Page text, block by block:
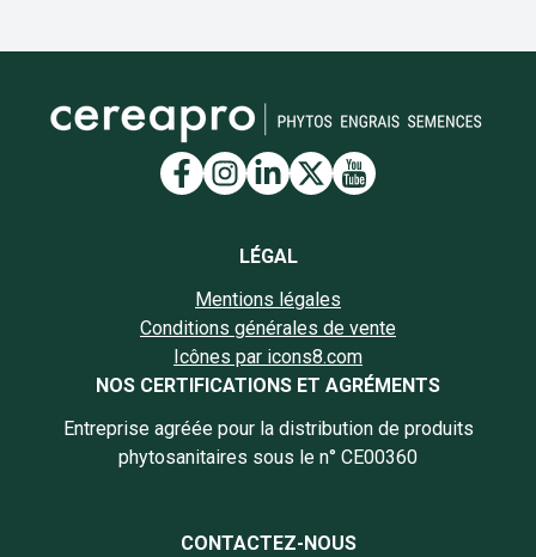
Lien vers la page
Lien vers la page
Lien vers la page
Lien vers la
Lien vers la
LÉGAL
Mentions légales
Conditions générales de vente
Icônes par icons8.com
NOS CERTIFICATIONS ET AGRÉMENTS
Entreprise agréée pour la distribution de produits
phytosanitaires sous le n° CE00360
CONTACTEZ-NOUS